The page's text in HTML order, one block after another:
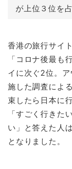
が上位３位を
香港の旅行サイ
「コロナ後最も
イに次ぐ2位。
施した調査によ
束したら日本に
「すごく行きた
い」と答えた人
となりました。